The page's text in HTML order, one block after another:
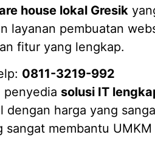
house lokal Gresik
layanan pembuatan
fitur yang lengkap.
0811-3219-992
penyedia solusi IT
harga yang
sangat membantu